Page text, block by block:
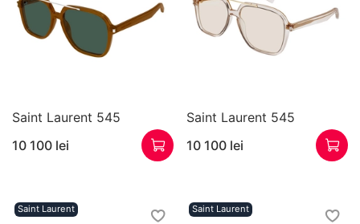
Saint Laurent 545
10 100 lei
Saint Laurent 545
10 100 lei
Saint Laurent Saint Laurent